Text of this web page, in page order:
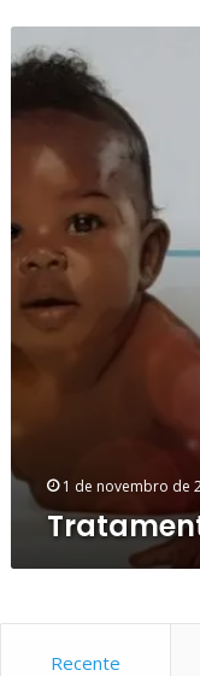
da
Balanopostite
1 de novembro de
Recente